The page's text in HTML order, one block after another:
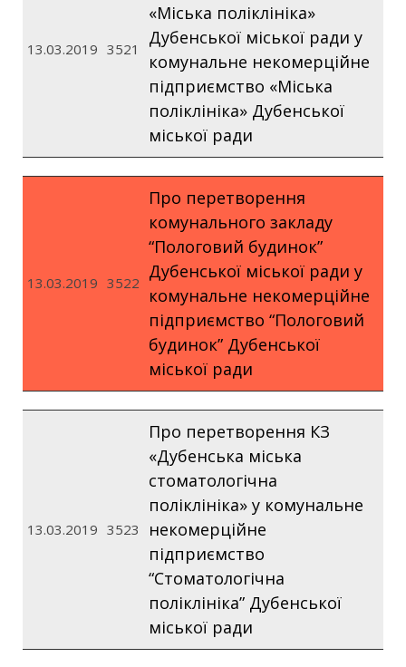
13.03.2019 3521
«Міська поліклініка»
Дубенської міської ради у
комунальне некомерційне
підприємство «Міська
поліклініка» Дубенської
міської ради
13.03.2019 3522
Про перетворення
комунального закладу
“Пологовий будинок”
Дубенської міської ради у
комунальне некомерційне
підприємство “Пологовий
будинок” Дубенської
міської ради
13.03.2019 3523
Про перетворення КЗ
«Дубенська міська
стоматологічна
поліклініка» у комунальне
некомерційне
підприємство
“Стоматологічна
поліклініка” Дубенської
міської ради